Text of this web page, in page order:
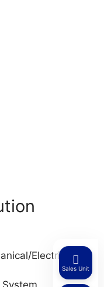
Electrical
Sales Unit